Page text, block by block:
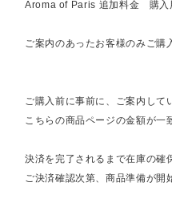
Aroma of Paris 追加料金 購入
ご案内のあったお客様のみご購
ご購入前に事前に、ご案内して
こちらの商品ページの金額が一
決済を完了されるまで在庫の確
ご決済確認次第、商品準備が開